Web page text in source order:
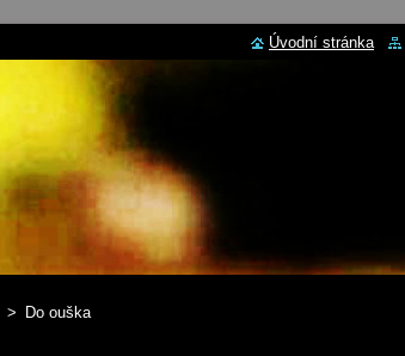
> Do ouška
Úvodní stránka